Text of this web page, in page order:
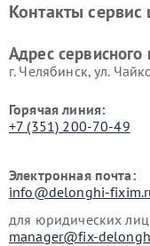
DeLonghi
Контакты сервис
Адрес
г. Челябинск, ул.
Горячая линия:
+7 (351) 200-70-49
Электронная почта:
info@delonghi-
для юридических лиц
manager@fix-